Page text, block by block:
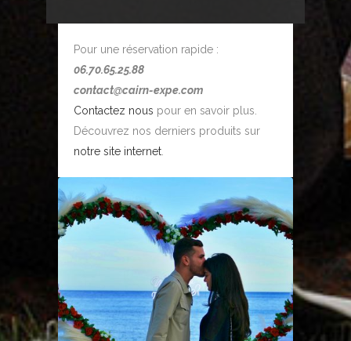
Pour une réservation rapide :
06.70.65.25.88
contact@cairn-expe.com
Contactez nous pour en savoir plus.
Découvrez nos derniers produits sur
notre site internet.